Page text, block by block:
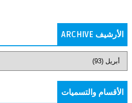
الأرشيف ARCHIVE
الأقسام والتسميات